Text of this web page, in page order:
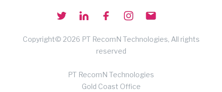
Copyright© 2026 PT RecomN Technologies, All rights
reserved
PT RecomN Technologies
Gold Coast Office